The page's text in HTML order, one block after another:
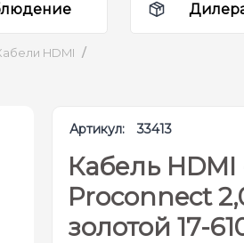
HDMI /
Артикул: 33413
Кабель HDMI
Proconnect
золотой 17-